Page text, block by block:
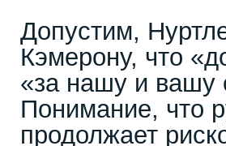
Допустим,
Кэмерону, что
«за нашу и вашу
Понимание, что
продолжает